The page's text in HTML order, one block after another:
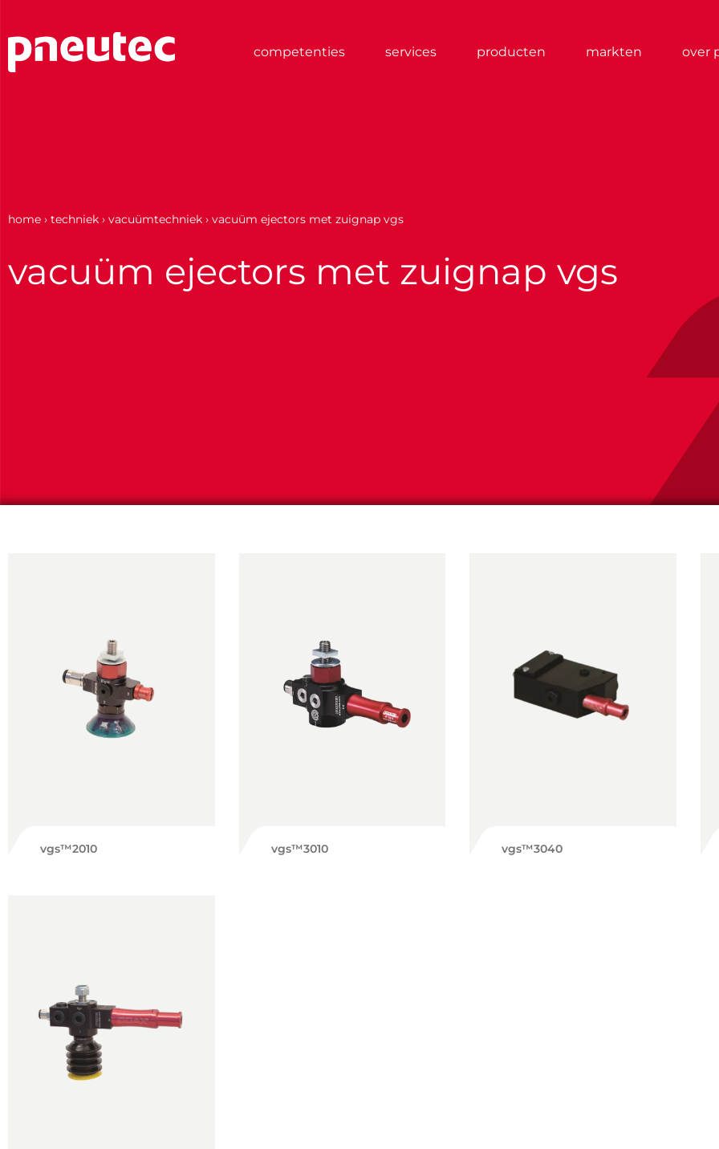
inhoud
competenties services producten markten over
home › techniek › vacuümtechniek › vacuüm ejectors met zuignap vgs
vacuüm ejectors met zuignap vgs
vgs™2010 vgs™3010 vgs™3040